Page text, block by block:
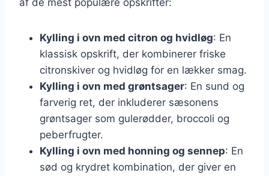
Kylling i ovn med citron og hvidløg: En
klassisk opskrift, der kombinerer friske
citronskiver og hvidløg for en lækker smag.
Kylling i ovn med grøntsager: En sund og
farverig ret, der inkluderer sæsonens
grøntsager som gulerødder, broccoli og
peberfrugter.
Kylling i ovn med honning og sennep: En
sød og krydret kombination, der giver en